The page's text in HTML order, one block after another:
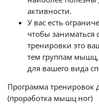
активности.
У вас есть
чтобы заниматься
тренировки это
тем группам
для вашего вида
Программа тренировок
(проработка мышц ног)